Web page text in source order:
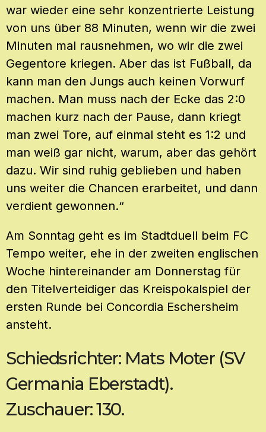
war wieder eine sehr konzentrierte Leistung
von uns über 88 Minuten, wenn wir die zwei
Minuten mal rausnehmen, wo wir die zwei
Gegentore kriegen. Aber das ist Fußball, da
kann man den Jungs auch keinen Vorwurf
machen. Man muss nach der Ecke das 2:0
machen kurz nach der Pause, dann kriegt
man zwei Tore, auf einmal steht es 1:2 und
man weiß gar nicht, warum, aber das gehört
dazu. Wir sind ruhig geblieben und haben
uns weiter die Chancen erarbeitet, und dann
verdient gewonnen.“
Am Sonntag geht es im Stadtduell beim FC
Tempo weiter, ehe in der zweiten englischen
Woche hintereinander am Donnerstag für
den Titelverteidiger das Kreispokalspiel der
ersten Runde bei Concordia Eschersheim
ansteht.
Schiedsrichter: Mats Moter (SV
Germania Eberstadt).
Zuschauer: 130.